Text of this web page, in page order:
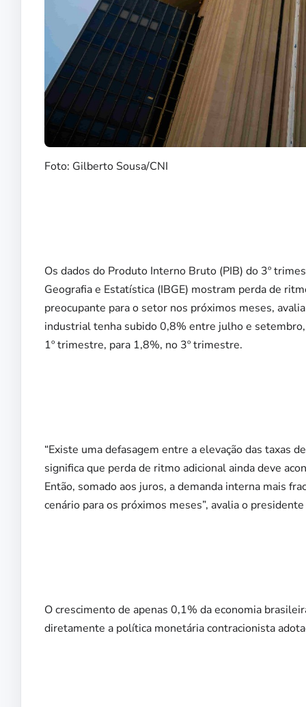
Foto: Gilberto Sousa/CNI
Os dados do Produto Interno Bruto (PIB) do 3º
Geografia e Estatística (IBGE) mostram perda de
preocupante para o setor nos próximos meses,
industrial tenha subido 0,8% entre julho e
1º trimestre, para 1,8%, no 3º trimestre.
“Existe uma defasagem entre a elevação das taxas
significa que perda de ritmo adicional ainda deve
Então, somado aos juros, a demanda interna mais
cenário para os próximos meses”, avalia o
O crescimento de apenas 0,1% da economia
diretamente a política monetária contracionista